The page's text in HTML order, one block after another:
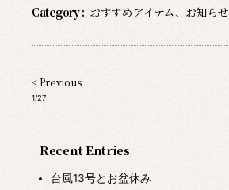
Recent Entries
台風13号とお盆休み
Category : おすすめアイテム、 お知らせ
< Previous
1/27